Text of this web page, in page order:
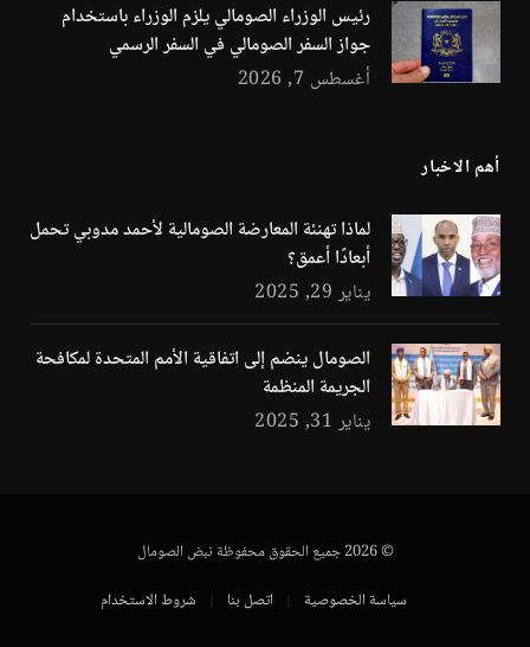
رئيس الوزراء الصومالي يلزم الوزراء باستخدام
جواز السفر الصومالي في السفر الرسمي
أغسطس 7, 2026
أهم الاخبار
لماذا تهنئة المعارضة الصومالية لأحمد مدوبي تحمل
أبعادًا أعمق؟
يناير 29, 2025
الصومال ينضم إلى اتفاقية الأمم المتحدة لمكافحة
الجريمة المنظمة
يناير 31, 2025
© 2026 جميع الحقوق محفوظة نبض الصومال
سياسة الخصوصية
اتصل بنا شروط الاستخدام